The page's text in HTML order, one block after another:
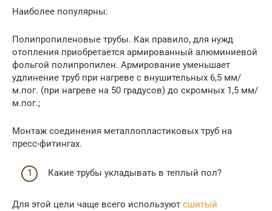
Наиболее популярны:
Полипропиленовые трубы. Как правило, для нужд
отопления приобретается армированный алюминиевой
фольгой полипропилен. Армирование уменьшает
удлинение труб при нагреве с внушительных 6,5 мм/
м.пог. (при нагреве на 50 градусов) до скромных 1,5 мм/
м.пог.;
Монтаж соединения металлопластиковых труб на
пресс-фитингах.
Какие трубы укладывать в теплый пол?
Для этой цели чаще всего используют сшитый